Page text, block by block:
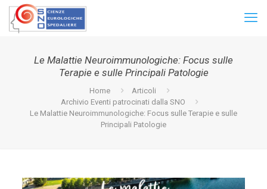
Le Malattie Neuroimmunologiche: Focus sulle
Terapie e sulle Principali Patologie
Home
Articoli
Archivio Eventi patrocinati dalla SNO
Le Malattie Neuroimmunologiche: Focus sulle Terapie e sulle
Principali Patologie